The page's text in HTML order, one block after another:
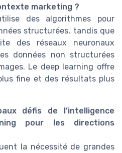
marketing ?
des algorithmes pour
structurées, tandis que
des réseaux neuronaux
données non structurées
Le deep learning offre
fine et des résultats plus
défis de l’intelligence
pour les directions
la nécessité de grandes